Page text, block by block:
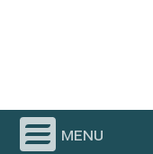
menu